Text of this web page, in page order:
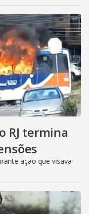
RJ termina
ação que visava